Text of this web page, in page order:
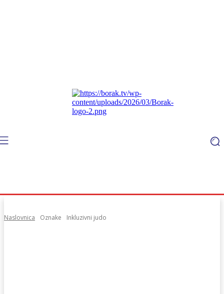
Naslovnica Oznake Inkluzivni judo